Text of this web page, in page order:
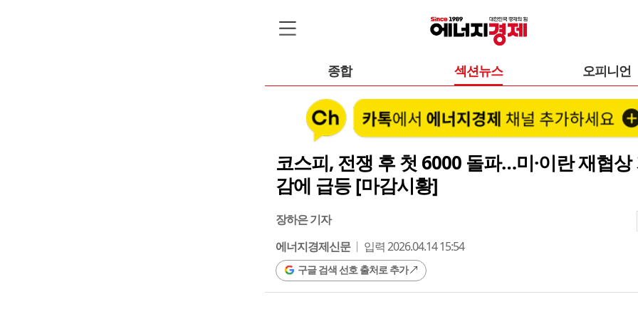
종합 섹션뉴스 오피니언
코스피, 전쟁 후 첫 6000 돌파…미·이란 재협상
감에 급등 [마감시황]
장하은 기자
에너지경제신문
입력 2026.04.14 15:54
구글 검색 선호 출처로 추가